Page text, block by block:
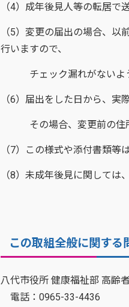
（4）成年後見人等の転居で
（5）変更の届出の場合、
行いますので、
チェック漏れがないよう
（6）届出をした日から、実
その場合、変更前の住所
（7）この様式や添付書類等
（8）未成年後見に関しては
この取組全般に関する
八代市役所 健康福祉部 高齢
電話：0965-33-4436